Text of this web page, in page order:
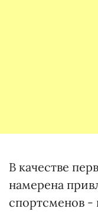
В качестве
намерена
спортсменов -